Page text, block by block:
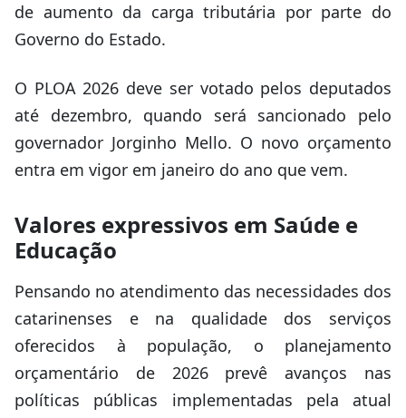
de aumento da carga tributária por parte do
Governo do Estado.
O PLOA 2026 deve ser votado pelos deputados
até dezembro, quando será sancionado pelo
governador Jorginho Mello. O novo orçamento
entra em vigor em janeiro do ano que vem.
Valores expressivos em Saúde e
Educação
Pensando no atendimento das necessidades dos
catarinenses e na qualidade dos serviços
oferecidos à população, o planejamento
orçamentário de 2026 prevê avanços nas
políticas públicas implementadas pela atual